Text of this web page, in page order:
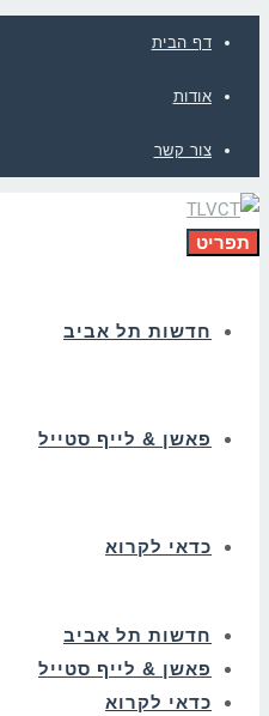
דף הבית
אודות
צור קשר
תפריט
חדשות תל אביב
פאשן & לייף סטייל
כדאי לקרוא
חדשות תל אביב
פאשן & לייף סטייל
כדאי לקרוא